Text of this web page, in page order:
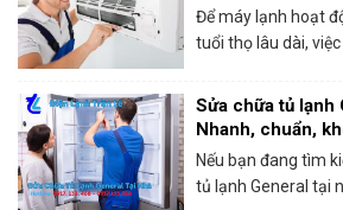
Để máy lạnh hoạt
tuổi thọ lâu dài, việc
Sửa chữa tủ lạnh
Nhanh, chuẩn,
Nếu bạn đang tìm
tủ lạnh General tại